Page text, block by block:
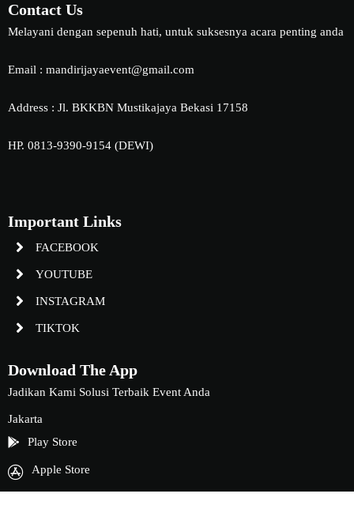
Contact Us
Melayani dengan sepenuh hati, untuk suksesnya acara penting anda
Email : mandirijayaevent@gmail.com
Address : Jl. BKKBN Mustikajaya Bekasi 17158
HP. 0813-9390-9154 (DEWI)
Important Links
FACEBOOK
YOUTUBE
INSTAGRAM
TIKTOK
Download The App
Jadikan Kami Solusi Terbaik Event Anda
Jakarta
Play Store
Apple Store